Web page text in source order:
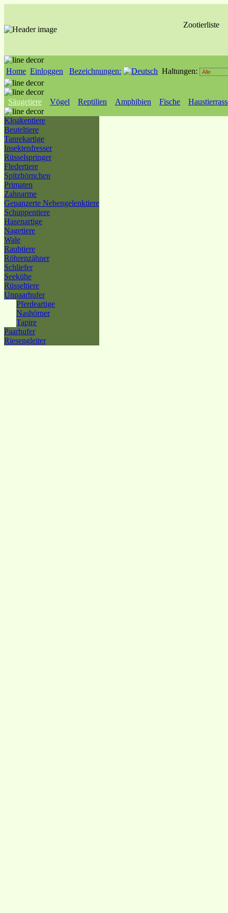
Zootierliste
Home Einloggen Bezeichnungen: Haltungen:
Säugetiere Vögel Reptilien Amphibien Fische
Kloakentiere
Beuteltiere
Tanrekartige
Insektenfresser
Rüsselspringer
Fledertiere
Spitzhörnchen
Primaten
Zahnarme
Gepanzerte Nebengelenktiere
Schuppentiere
Hasenartige
Nagetiere
Wale
Raubtiere
Röhrenzähner
Schliefer
Seekühe
Rüsseltiere
Unpaarhufer
Pferdeartige
Nashörner
Tapire
Paarhufer
Riesengleiter